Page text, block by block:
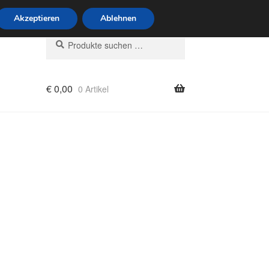
Uhr · 0175 7465658
Suchen
nach:
Suchen
€0,00 0 Artikel
Akzeptieren Ablehnen